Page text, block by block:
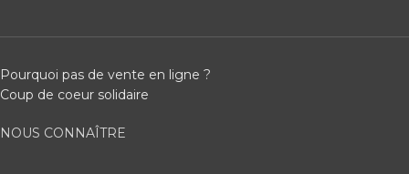
Pourquoi pas de vente en ligne ?
Coup de coeur solidaire
NOUS CONNAÎTRE